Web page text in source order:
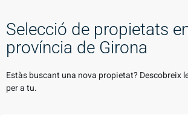
Selecció de propietats
província de Girona
Estàs buscant una nova propietat? Descobreix
per a tu.